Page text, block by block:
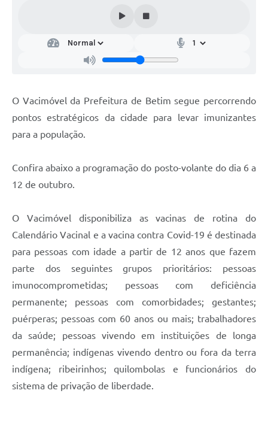
O Vacimóvel da Prefeitura de Betim segue percorrendo
pontos estratégicos da cidade para levar imunizantes
para a população.
Confira abaixo a programação do posto-volante do dia 6 a
12 de outubro.
O Vacimóvel disponibiliza as vacinas de rotina do
Calendário Vacinal e a vacina contra Covid-19 é destinada
para pessoas com idade a partir de 12 anos que fazem
parte dos seguintes grupos prioritários: pessoas
imunocomprometidas; pessoas com deficiência
permanente; pessoas com comorbidades; gestantes;
puérperas; pessoas com 60 anos ou mais; trabalhadores
da saúde; pessoas vivendo em instituições de longa
permanência; indígenas vivendo dentro ou fora da terra
indígena; ribeirinhos; quilombolas e funcionários do
sistema de privação de liberdade.